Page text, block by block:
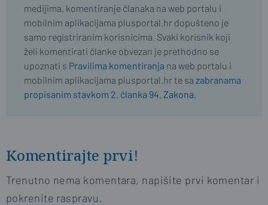
medijima, komentiranje članaka na web portalu i
mobilnim aplikacijama plusportal.hr dopušteno je
samo registriranim korisnicima. Svaki korisnik koji
želi komentirati članke obvezan je prethodno se
upoznati s Pravilima komentiranja na web portalu i
mobilnim aplikacijama plusportal.hr te sa zabranama
propisanim stavkom 2. članka 94. Zakona.
Komentirajte prvi!
Trenutno nema komentara, napišite prvi komentar i
pokrenite raspravu.